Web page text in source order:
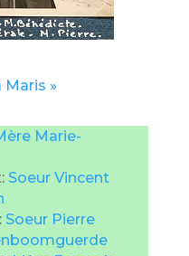
Maris »
Marie-
Soeur Vincent
Soeur Pierre